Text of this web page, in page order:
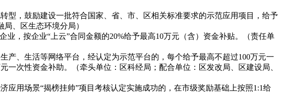
型，鼓励建设一批符合国家、省、市、区相关标准要求的示范应用项目，给予
、区生态环境分局）
业，按企业“上云”合同金额的20%给予最高10万元（含）资金补贴。（责任单
产、生活等网络平台，经认定为示范平台的，每个给予最高不超过100万元一
次性资金补助。（牵头单位：区科经局；配合单位：区发改局、区建设局、
应用场景“揭榜挂帅”项目考核认定实施成功的，在市级奖励基础上按照1:1给